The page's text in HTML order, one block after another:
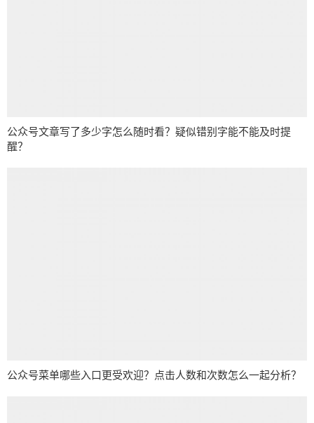
公众号文章写了多少字怎么随时看？疑似错别字能不能及时提
醒？
公众号菜单哪些入口更受欢迎？点击人数和次数怎么一起分析？